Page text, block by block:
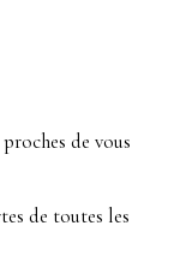
de vous
de toutes les